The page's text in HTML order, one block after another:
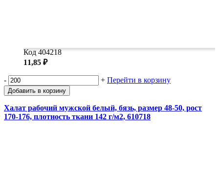
Код 404218
11,85 ₽
- + Перейти в корзину
Добавить в корзину
Халат рабочий мужской белый, бязь, размер 48-50, рост
170-176, плотность ткани 142 г/м2, 610718